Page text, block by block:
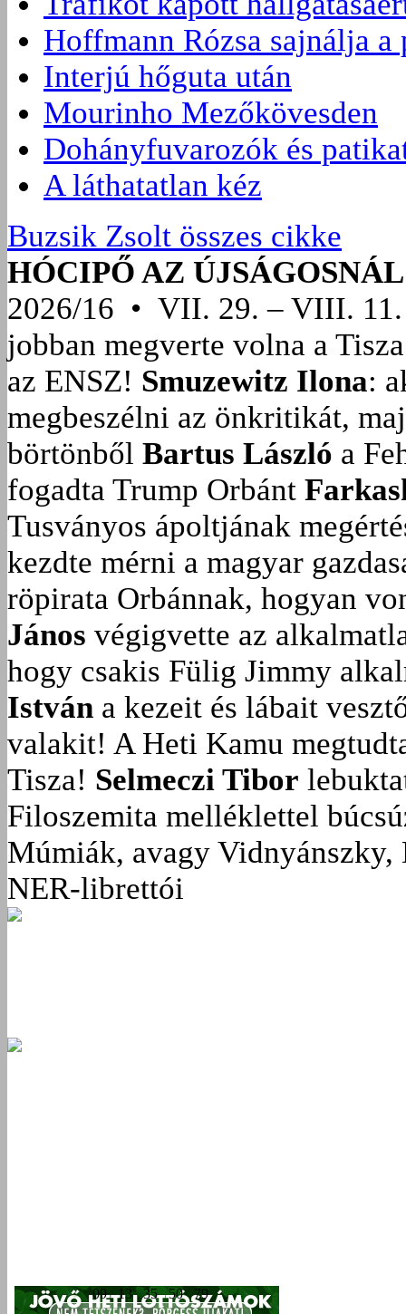
Hoffmann Rózsa sajnálja a
Interjú hőguta után
Mourinho Mezőkövesden
Dohányfuvarozók és
A láthatatlan kéz
Buzsik Zsolt összes cikke
HÓCIPŐ AZ ÚJSÁGOSNÁL
2026/16 • VII. 29. – VIII. 11.
jobban megverte volna a
az ENSZ! Smuzewitz Ilona:
megbeszélni az önkritikát,
börtönből Bartus László a
fogadta Trump Orbánt
Tusványos ápoltjának
kezdte mérni a magyar
röpirata Orbánnak, hogyan
János végigvette az
hogy csakis Fülig Jimmy
István a kezeit és lábait
valakit! A Heti Kamu
Tisza! Selmeczi Tibor
Filoszemita melléklettel
Múmiák, avagy Vidnyánszky,
NER-librettói